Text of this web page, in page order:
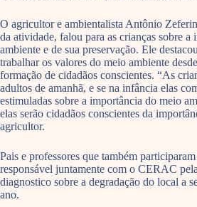
O agricultor e ambientalista Antônio
da atividade, falou para as crianças sobre a
ambiente e de sua preservação. Ele
trabalhar os valores do meio ambiente
formação de cidadãos conscientes. “As
adultos de amanhã, e se na infância elas
estimuladas sobre a importância do meio
elas serão cidadãos conscientes da
agricultor.
Pais e professores que também
responsável juntamente com o CERAC
diagnostico sobre a degradação do local a
ano.